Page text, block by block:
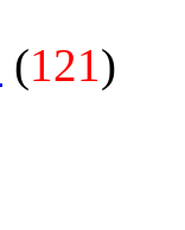
(121)